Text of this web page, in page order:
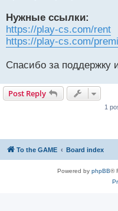
Нужные ссылки:
https://play-cs.com/rent
https://play-cs.com/
Спасибо за поддержку
Post Reply
1
To the GAME Board index
Powered by phpBB®